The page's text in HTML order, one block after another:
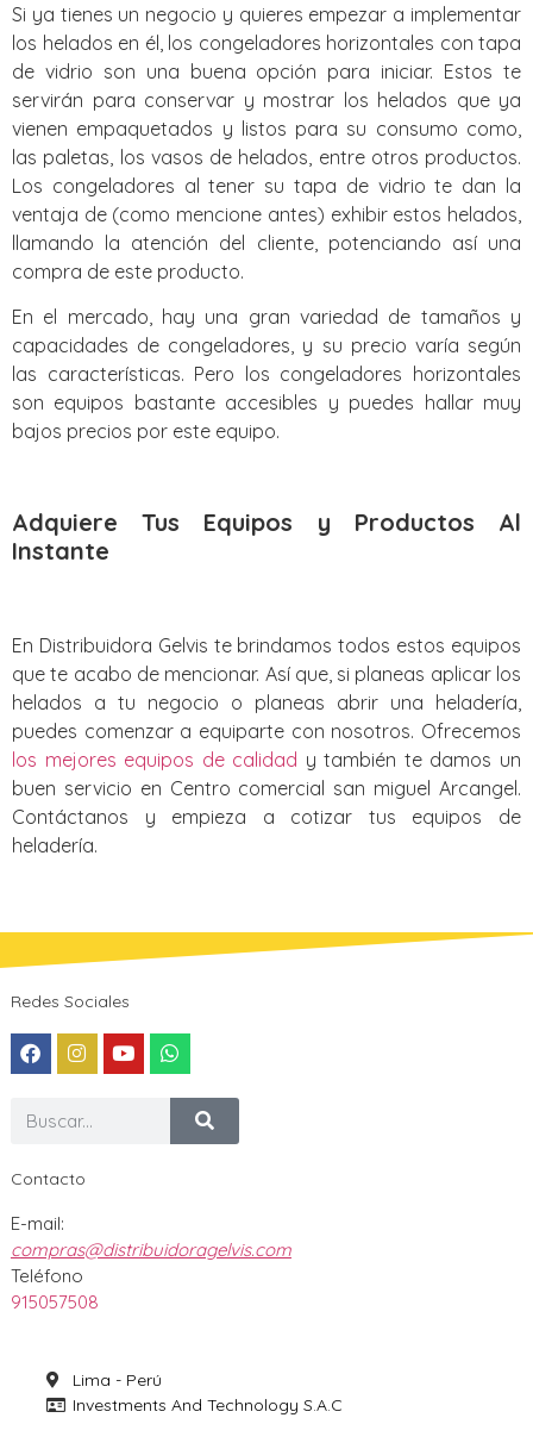
Si ya tienes un negocio y quieres empezar a implementar
los helados en él, los congeladores horizontales con tapa
de vidrio son una buena opción para iniciar. Estos te
servirán para conservar y mostrar los helados que ya
vienen empaquetados y listos para su consumo como,
las paletas, los vasos de helados, entre otros productos.
Los congeladores al tener su tapa de vidrio te dan la
ventaja de (como mencione antes) exhibir estos helados,
llamando la atención del cliente, potenciando así una
compra de este producto.
En el mercado, hay una gran variedad de tamaños y
capacidades de congeladores, y su precio varía según
las características. Pero los congeladores horizontales
son equipos bastante accesibles y puedes hallar muy
bajos precios por este equipo.
Adquiere Tus Equipos y Productos Al
Instante
En Distribuidora Gelvis te brindamos todos estos equipos
que te acabo de mencionar. Así que, si planeas aplicar los
helados a tu negocio o planeas abrir una heladería,
puedes comenzar a equiparte con nosotros. Ofrecemos
los mejores equipos de calidad y también te damos un
buen servicio en Centro comercial san miguel Arcangel.
Contáctanos y empieza a cotizar tus equipos de
heladería.
Redes Sociales
Contacto
E-mail:
compras@distribuidoragelvis.com
Teléfono
915057508
Lima - Perú
Investments And Technology S.A.C